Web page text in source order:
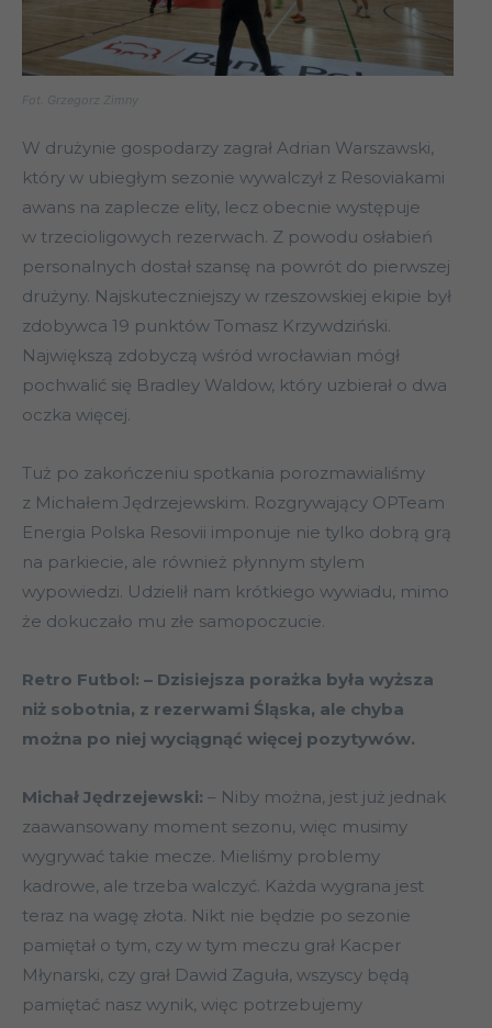
Fot. Grzegorz Zimny
W drużynie gospodarzy zagrał Adrian Warszawski,
który w ubiegłym sezonie wywalczył z Resoviakami
awans na zaplecze elity, lecz obecnie występuje
w trzecioligowych rezerwach. Z powodu osłabień
personalnych dostał szansę na powrót do pierwszej
drużyny. Najskuteczniejszy w rzeszowskiej ekipie był
zdobywca 19 punktów Tomasz Krzywdziński.
Największą zdobyczą wśród wrocławian mógł
pochwalić się Bradley Waldow, który uzbierał o dwa
oczka więcej.
Tuż po zakończeniu spotkania porozmawialiśmy
z Michałem Jędrzejewskim. Rozgrywający OPTeam
Energia Polska Resovii imponuje nie tylko dobrą grą
na parkiecie, ale również płynnym stylem
wypowiedzi. Udzielił nam krótkiego wywiadu, mimo
że dokuczało mu złe samopoczucie.
Retro Futbol: – Dzisiejsza porażka była wyższa
niż sobotnia, z rezerwami Śląska, ale chyba
można po niej wyciągnąć więcej pozytywów.
Michał Jędrzejewski: – Niby można, jest już jednak
zaawansowany moment sezonu, więc musimy
wygrywać takie mecze. Mieliśmy problemy
kadrowe, ale trzeba walczyć. Każda wygrana jest
teraz na wagę złota. Nikt nie będzie po sezonie
pamiętał o tym, czy w tym meczu grał Kacper
Młynarski, czy grał Dawid Zaguła, wszyscy będą
pamiętać nasz wynik, więc potrzebujemy